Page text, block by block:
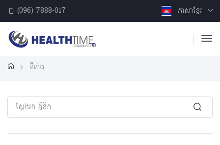
(096) 7888-017 ភាសាខ្មែរ
ទីតាំង